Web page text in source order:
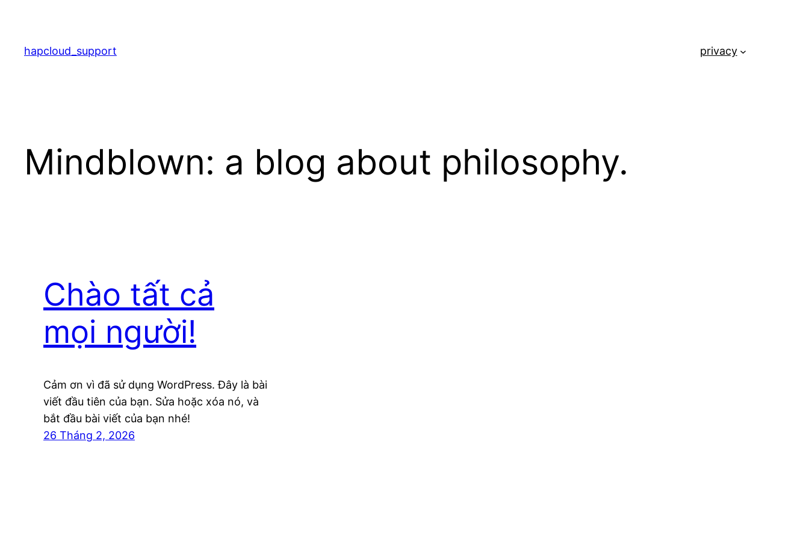
hapcloud_support privacy
Mindblown: a blog about philosophy.
Chào tất cả
mọi người!
Cảm ơn vì đã sử dụng WordPress. Đây là bài
viết đầu tiên của bạn. Sửa hoặc xóa nó, và
bắt đầu bài viết của bạn nhé!
26 Tháng 2, 2026